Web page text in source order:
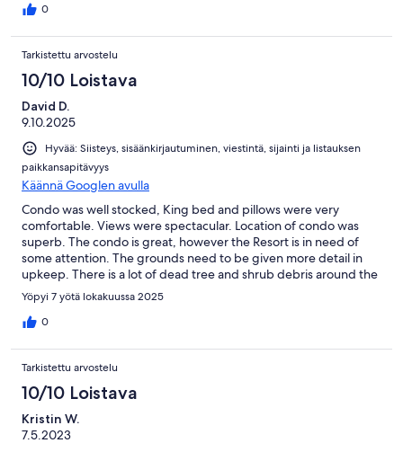
0
Tarkistettu arvostelu
10/10 Loistava
David D.
9.10.2025
Hyvää: Siisteys, sisäänkirjautuminen, viestintä, sijainti ja listauksen
paikkansapitävyys
Käännä Googlen avulla
Condo was well stocked, King bed and pillows were very
comfortable. Views were spectacular. Location of condo was
superb. The condo is great, however the Resort is in need of
some attention. The grounds need to be given more detail in
upkeep. There is a lot of dead tree and shrub debris around the
grounds. This has nothing to do with condo. The owners have
done a great job with the condo.
Yöpyi 7 yötä lokakuussa 2025
0
Tarkistettu arvostelu
10/10 Loistava
Kristin W.
7.5.2023